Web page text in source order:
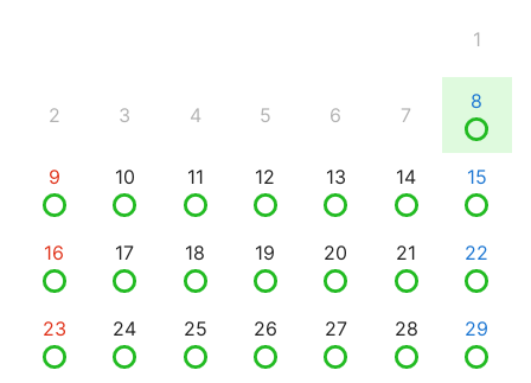
1
2 3 4 5 6 7
8
9 10 11 12 13 14 15
16 17 18 19 20 21 22
23 24 25 26 27 28 29